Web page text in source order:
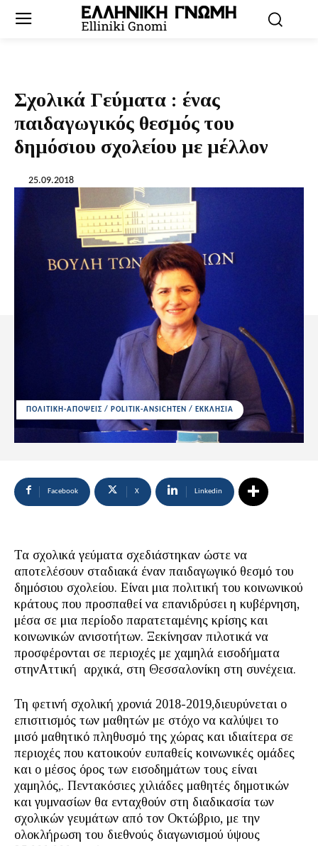
Σχολικά Γεύματα : ένας
παιδαγωγικός θεσμός του
δημόσιου σχολείου με μέλλον
25.09.2018
ΠΟΛΙΤΙΚΗ-ΑΠΟΨΕΙΣ / POLITIK-ANSICHTEN / ΕΚΚΛΗΣΙΑ
Facebook X Linkedin
Τα σχολικά γεύματα σχεδιάστηκαν ώστε να
αποτελέσουν σταδιακά έναν παιδαγωγικό θεσμό του
δημόσιου σχολείου. Είναι μια πολιτική του κοινωνικού
κράτους που προσπαθεί να επανιδρύσει η κυβέρνηση,
μέσα σε μια περίοδο παρατεταμένης κρίσης και
κοινωνικών ανισοτήτων. Ξεκίνησαν πιλοτικά να
προσφέρονται σε περιοχές με χαμηλά εισοδήματα
στηνΑττική αρχικά, στη Θεσσαλονίκη στη συνέχεια.
Τη φετινή σχολική χρονιά 2018-2019,διευρύνεται ο
επισιτισμός των μαθητών με στόχο να καλύψει το
μισό μαθητικό πληθυσμό της χώρας και ιδιαίτερα σε
περιοχές που κατοικούν ευπαθείς κοινωνικές ομάδες
και ο μέσος όρος των εισοδημάτων τους είναι
χαμηλός,. Πεντακόσιες χιλιάδες μαθητές δημοτικών
και γυμνασίων θα ενταχθούν στη διαδικασία των
σχολικών γευμάτων από τον Οκτώβριο, με την
ολοκλήρωση του διεθνούς διαγωνισμού ύψους